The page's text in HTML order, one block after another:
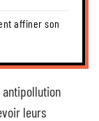
affiner son
antipollution
leurs